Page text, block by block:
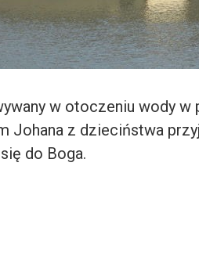
w otoczeniu wody
Johana z dzieciństwa
do Boga.